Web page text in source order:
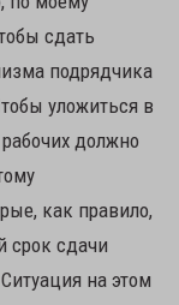
сдать
подрядчика
уложиться в
должно
как правило,
срок сдачи
на этом